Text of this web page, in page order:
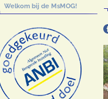
Welkom bij de MsMOG!